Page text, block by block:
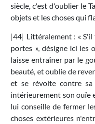
siècle, c'est d'oublier le
objets et les choses qui
|44| Littéralement : « S'il
portes », désigne ici les
laisse entraîner par le
beauté, et oublie de
et se révolte contre
intérieurement son ouïe
lui conseille de fermer
choses extérieures